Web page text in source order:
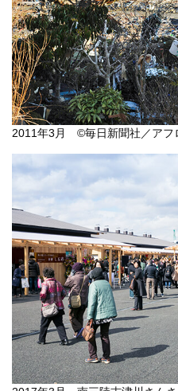
2011年3月 ©毎日新聞社／アフ